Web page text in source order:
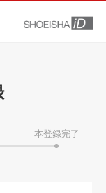
本登録完了